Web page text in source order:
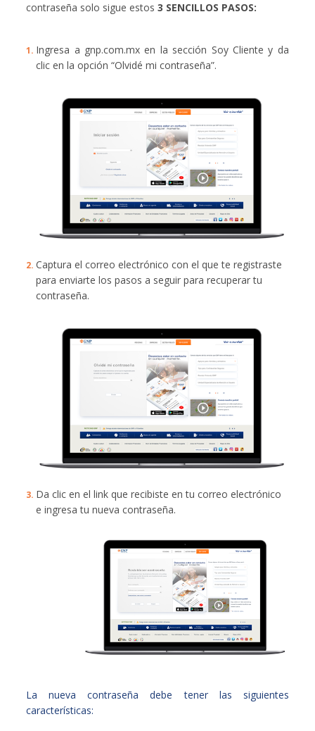
contraseña solo sigue estos3 SENCILLOS PASOS:
Ingresa a gnp.com.mx en la sección Soy Cliente y da
clic en la opción “Olvidé mi contraseña”.
Captura el correo electrónico con el que te registraste
para enviarte los pasos a seguir para recuperar tu
contraseña.
Da clic en el link que recibiste en tu correo electrónico
e ingresa tu nueva contraseña.
La nueva contraseña debe tener las siguientes
características: